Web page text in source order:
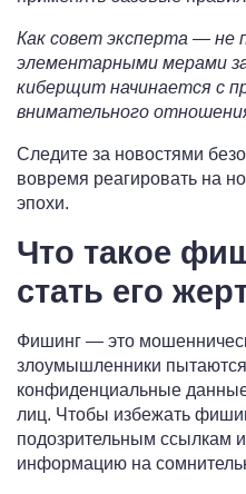
Как совет эксперта — не
элементарными мерами
киберщит начинается с
внимательного
Следите за новостями
вовремя реагировать на
эпохи.
Что такое
стать его
Фишинг — это
злоумышленники
конфиденциальные
лиц. Чтобы избежать
подозрительным ссылкам
информацию на